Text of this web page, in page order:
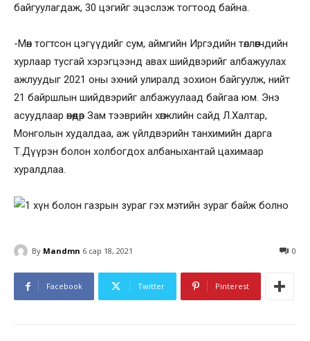
байгуулагдаж, 30 цэгийг эцэслэж тогтоод байна.
-Мөн тогтсон цэгүүдийг сум, аймгийн Иргэдийн төллөөгчдийн
хурлаар тусгай хэрэгцээнд авах шийдвэрийг албажуулах
ажлуудыг 2021 оны эхний улиралд зохион байгуулж, нийт
21 байршлын шийдвэрийг албажуулаад байгаа юм. Энэ
асуудлаар өнөөдөр Зам тээврийн хөгжлийн сайд Л.Халтар,
Монголын худалдаа, аж үйлдвэрийн танхимийн дарга
Т.Дүүрэн болон холбогдох албаныхантай цахимаар
хуралдлаа.
By Mandmn 6 сар 18, 2021 0
Facebook Twitter Pinterest